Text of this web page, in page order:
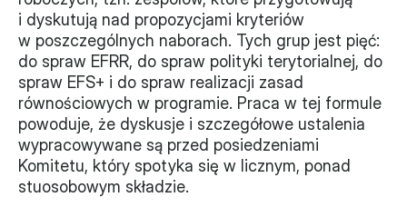
Kalendarz działań
Projekty
XVII forum NGO
Projekt z powiatem
Przystąp
i dyskutują nad propozycjami kryteriów
w poszczególnych naborach. Tych grup jest pięć:
do spraw EFRR, do spraw polityki terytorialnej, do
spraw EFS+ i do spraw realizacji zasad
równościowych w programie. Praca w tej formule
powoduje, że dyskusje i szczegółowe ustalenia
wypracowywane są przed posiedzeniami
Komitetu, który spotyka się w licznym, ponad
stuosobowym składzie.